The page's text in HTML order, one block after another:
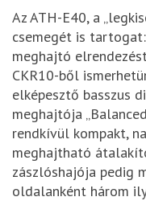
Az ATH-E40, a
csemegét is tartogat:
meghajtó
CKR10-ből
elképesztő basszus
meghajtója
rendkívül kompakt,
meghajtható
zászlóshajója pedig
oldalanként három